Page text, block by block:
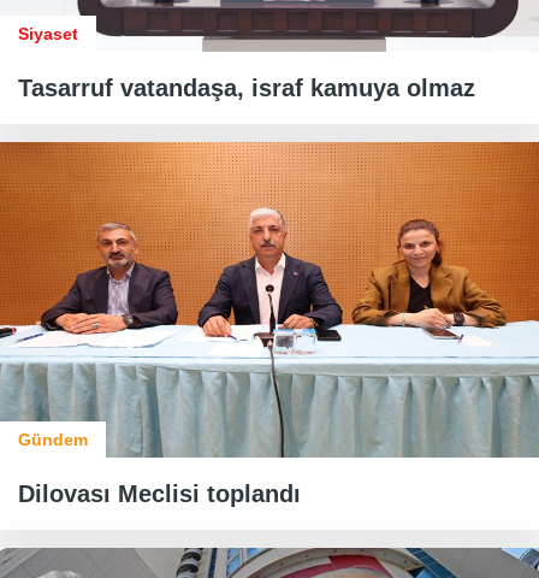
Siyaset
Tasarruf vatandaşa, israf kamuya olmaz
Gündem
Dilovası Meclisi toplandı